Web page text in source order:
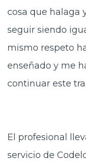
cosa que halaga
seguir siendo
mismo respeto
enseñado y me
continuar este
El profesional
servicio de